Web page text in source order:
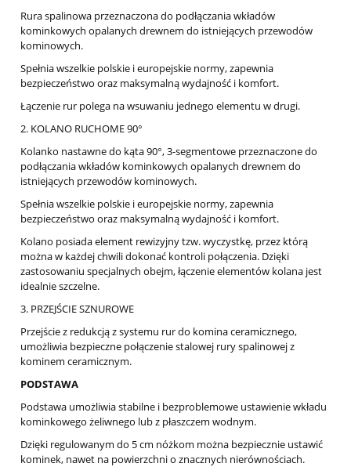
Rura spalinowa przeznaczona do podłączania wkładów
kominkowych opalanych drewnem do istniejących przewodów
kominowych.
Spełnia wszelkie polskie i europejskie normy, zapewnia
bezpieczeństwo oraz maksymalną wydajność i komfort.
Łączenie rur polega na wsuwaniu jednego elementu w drugi.
2. KOLANO RUCHOME 90°
Kolanko nastawne do kąta 90°, 3-segmentowe przeznaczone do
podłączania wkładów kominkowych opalanych drewnem do
istniejących przewodów kominowych.
Spełnia wszelkie polskie i europejskie normy, zapewnia
bezpieczeństwo oraz maksymalną wydajność i komfort.
Kolano posiada element rewizyjny tzw. wyczystkę, przez którą
można w każdej chwili dokonać kontroli połączenia. Dzięki
zastosowaniu specjalnych obejm, łączenie elementów kolana jest
idealnie szczelne.
3. PRZEJŚCIE SZNUROWE
Przejście z redukcją z systemu rur do komina ceramicznego,
umożliwia bezpieczne połączenie stalowej rury spalinowej z
kominem ceramicznym.
PODSTAWA
Podstawa umożliwia stabilne i bezproblemowe ustawienie wkładu
kominkowego żeliwnego lub z płaszczem wodnym.
Dzięki regulowanym do 5 cm nóżkom można bezpiecznie ustawić
kominek, nawet na powierzchni o znacznych nierównościach.